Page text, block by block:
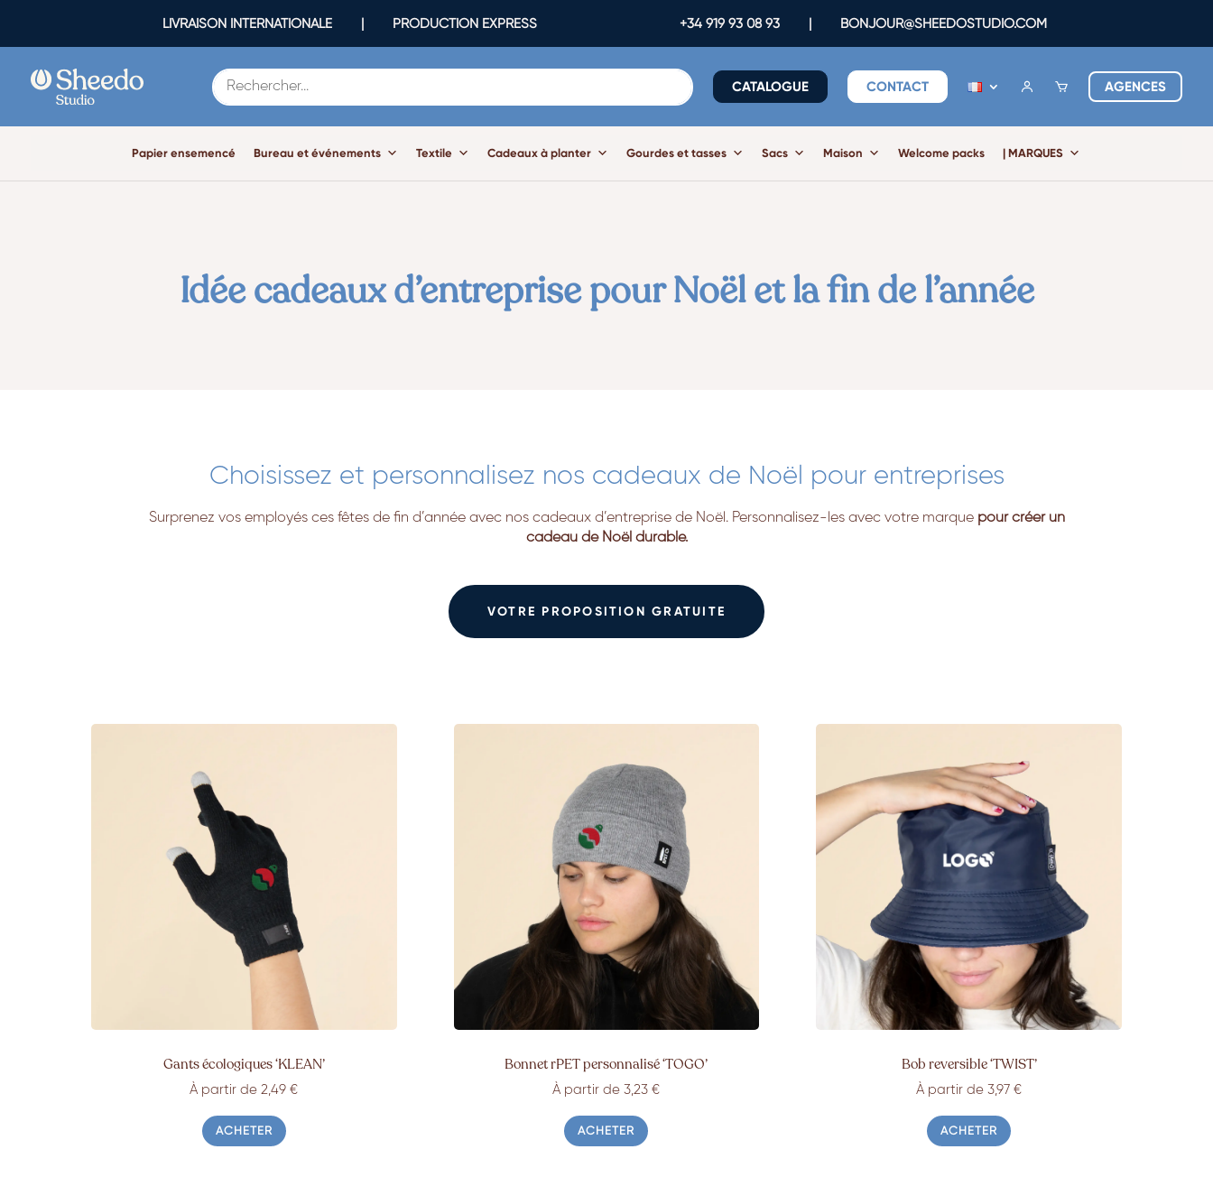
LIVRAISON INTERNATIONALE | PRODUCTION EXPRESS +34 919 93 08 93 | BONJOUR@SHEEDOSTUDIO.COM
CATALOGUE CONTACT AGENCES
Papier ensemencé Bureau et événements Textile Cadeaux à planter Gourdes et tasses Sacs Maison Welcome packs | MARQUES
Idée cadeaux d’entreprise pour Noël et la fin de l’année
Choisissez et personnalisez nos cadeaux de Noël pour entreprises
Surprenez vos employés ces fêtes de fin d’année avec nos cadeaux d’entreprise de Noël. Personnalisez-les avec votre marque pour créer un
cadeau de Noël durable.
VOTRE PROPOSITION GRATUITE
Gants écologiques ‘KLEAN’
À partir de 2,49 €
ACHETER
Bonnet rPET personnalisé ‘TOGO’
À partir de 3,23 €
ACHETER
Bob reversible ‘TWIST’
À partir de 3,97 €
ACHETER